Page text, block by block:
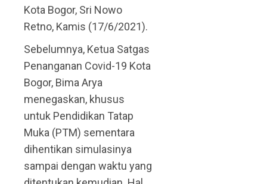
Kota Bogor, Sri Nowo
Retno, Kamis (17/6/2021).
Sebelumnya, Ketua Satgas
Penanganan Covid-19 Kota
Bogor, Bima Arya
menegaskan, khusus
untuk Pendidikan Tatap
Muka (PTM) sementara
dihentikan simulasinya
sampai dengan waktu yang